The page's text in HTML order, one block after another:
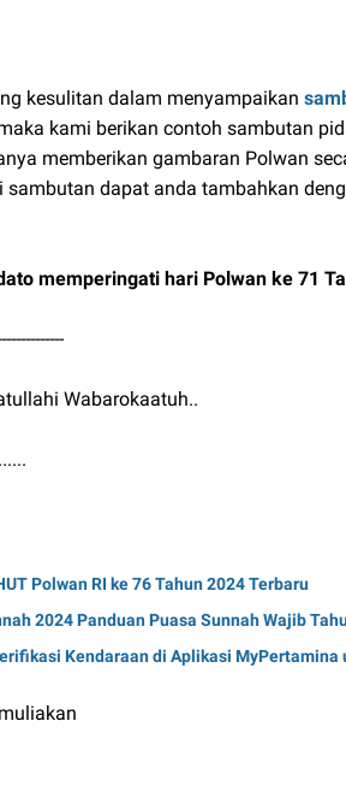
kesulitan dalam menyampaikan
kami berikan contoh sambutan
memberikan gambaran Polwan
sambutan dapat anda tambahkan
memperingati hari Polwan ke 71
Wabarokaatuh..
Polwan RI ke 76 Tahun 2024 Terbaru
2024 Panduan Puasa Sunnah Wajib
Kendaraan di Aplikasi MyPertamina